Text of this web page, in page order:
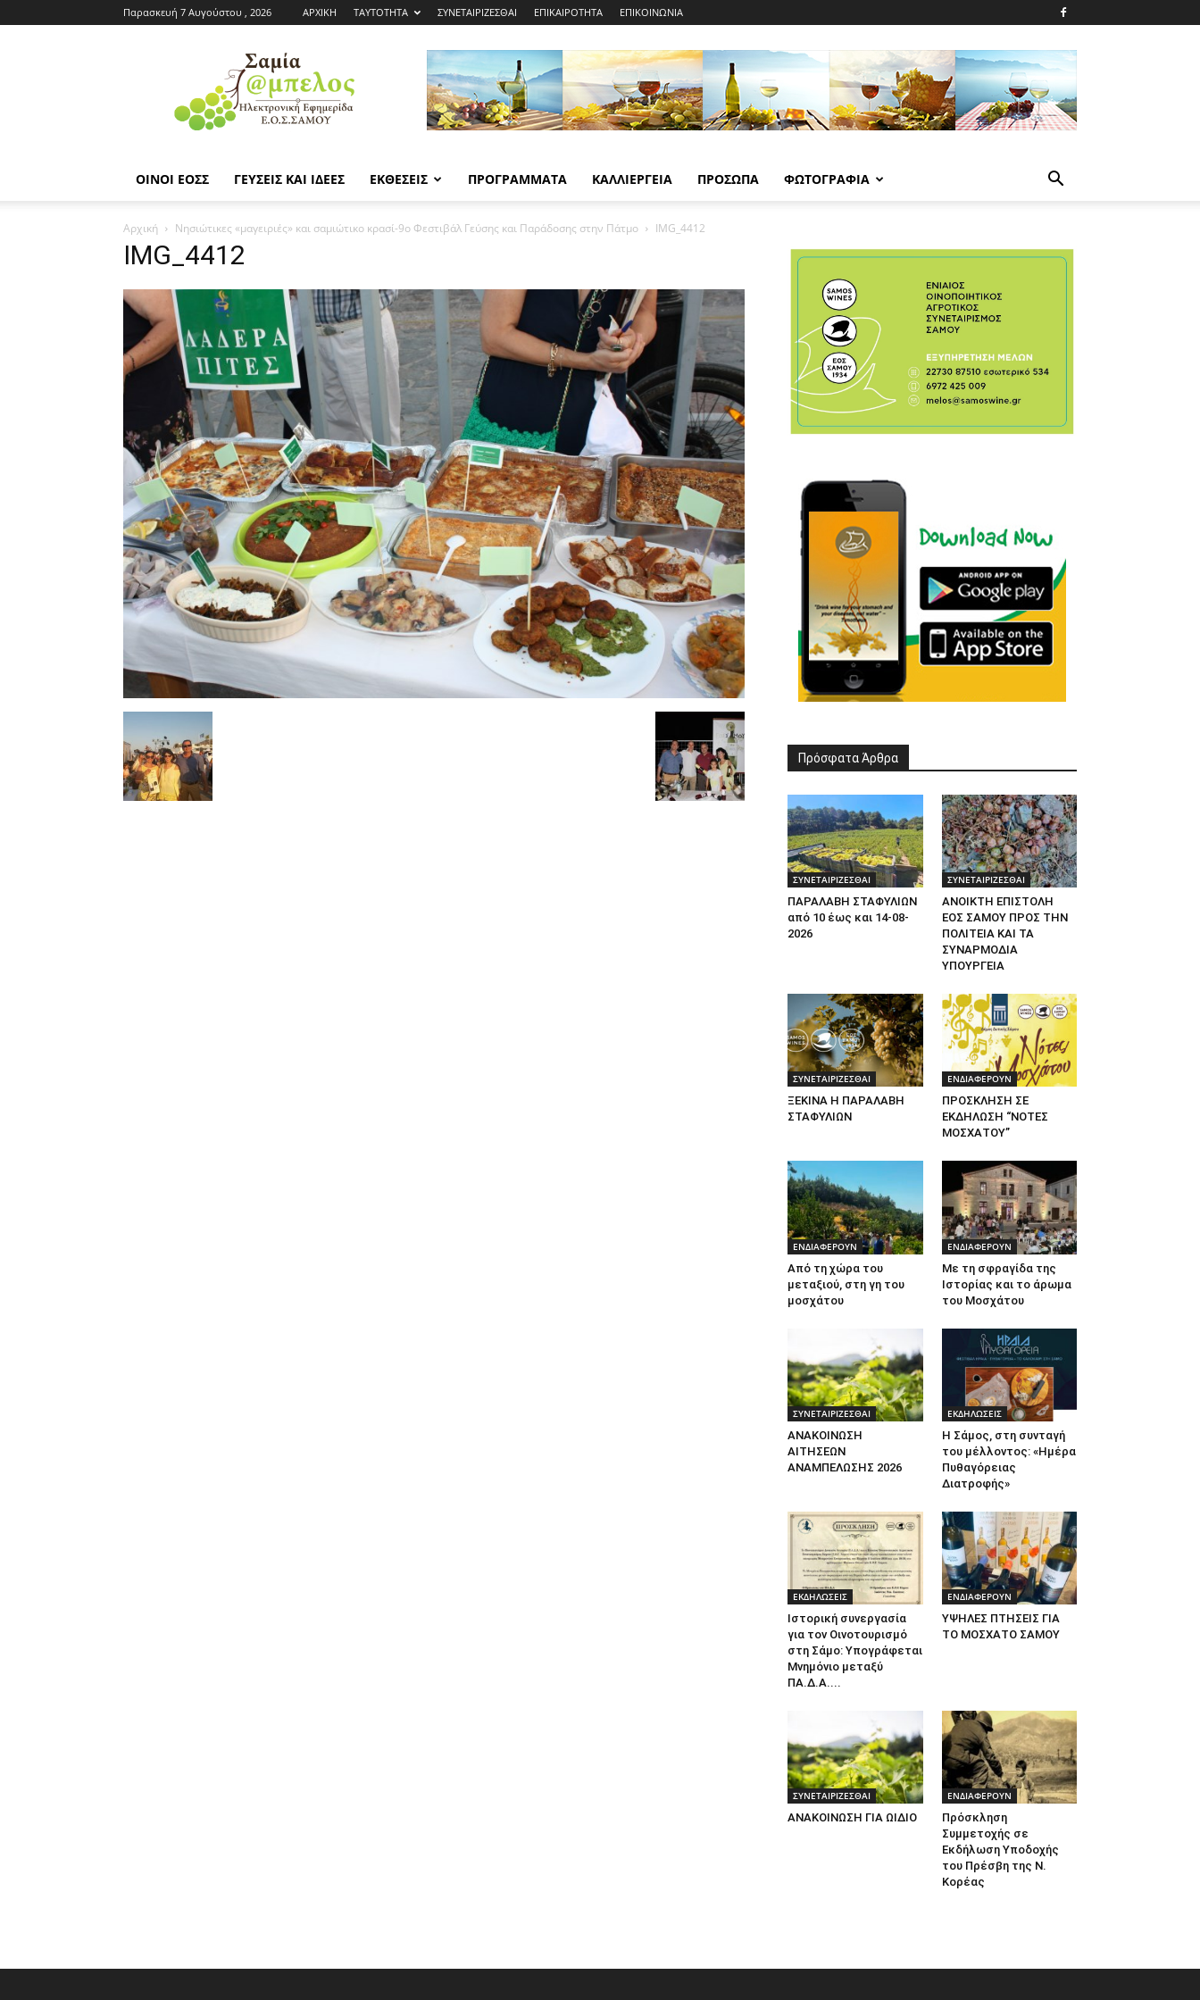
Παρασκευή 7 Αυγούστου , 2026 ΑΡΧΙΚΗ ΤΑΥΤΟΤΗΤΑ ΣΥΝΕΤΑΙΡΙΖΕΣΘΑΙ ΕΠΙΚΑΙΡΟΤΗΤΑ ΕΠΙΚΟΙΝΩΝΙΑ
Εφημερίδα
ΕΟΣΣ
|
Σαμία
ΟΙΝΟΙ ΕΟΣΣ ΓΕΥΣΕΙΣ ΚΑΙ ΙΔΕΕΣ ΕΚΘΕΣΕΙΣ ΠΡΟΓΡΑΜΜΑΤΑ ΚΑΛΛΙΕΡΓΕΙΑ ΠΡΟΣΩΠΑ ΦΩΤΟΓΡΑΦΙΑ
Αρχική Nησιώτικες «μαγειριές» και σαμιώτικο κρασί-9ο Φεστιβάλ Γεύσης και Παράδοσης στην Πάτμο IMG_4412
IMG_4412
Πρόσφατα Άρθρα
ΣΥΝΕΤΑΙΡΙΖΕΣΘΑΙ
ΠΑΡΑΛΑΒΗ ΣΤΑΦΥΛΙΩΝ
από 10 έως και 14-08-
2026
ΣΥΝΕΤΑΙΡΙΖΕΣΘΑΙ
ΑΝΟΙΚΤΗ ΕΠΙΣΤΟΛΗ
ΕΟΣ ΣΑΜΟΥ ΠΡΟΣ ΤΗΝ
ΠΟΛΙΤΕΙΑ ΚΑΙ ΤΑ
ΣΥΝΑΡΜΟΔΙΑ
ΥΠΟΥΡΓΕΙΑ
ΣΥΝΕΤΑΙΡΙΖΕΣΘΑΙ
ΞΕΚΙΝΑ Η ΠΑΡΑΛΑΒΗ
ΣΤΑΦΥΛΙΩΝ
ΕΝΔΙΑΦΕΡΟΥΝ
ΠΡΟΣΚΛΗΣΗ ΣΕ
ΕΚΔΗΛΩΣΗ “ΝΟΤΕΣ
ΜΟΣΧΑΤΟΥ”
ΕΝΔΙΑΦΕΡΟΥΝ
Από τη χώρα του
μεταξιού, στη γη του
μοσχάτου
ΕΝΔΙΑΦΕΡΟΥΝ
Με τη σφραγίδα της
Ιστορίας και το άρωμα
του Μοσχάτου
ΣΥΝΕΤΑΙΡΙΖΕΣΘΑΙ
ΑΝΑΚΟΙΝΩΣΗ
ΑΙΤΗΣΕΩΝ
ΑΝΑΜΠΕΛΩΣΗΣ 2026
ΕΚΔΗΛΩΣΕΙΣ
Η Σάμος, στη συνταγή
του μέλλοντος: «Ημέρα
Πυθαγόρειας
Διατροφής»
ΕΚΔΗΛΩΣΕΙΣ
Ιστορική συνεργασία
για τον Οινοτουρισμό
στη Σάμο: Υπογράφεται
Μνημόνιο μεταξύ
ΠΑ.Δ.Α....
ΕΝΔΙΑΦΕΡΟΥΝ
ΥΨΗΛΕΣ ΠΤΗΣΕΙΣ ΓΙΑ
ΤΟ ΜΟΣΧΑΤΟ ΣΑΜΟΥ
ΣΥΝΕΤΑΙΡΙΖΕΣΘΑΙ
ΑΝΑΚΟΙΝΩΣΗ ΓΙΑ ΩΙΔΙΟ
ΕΝΔΙΑΦΕΡΟΥΝ
Πρόσκληση
Συμμετοχής σε
Εκδήλωση Υποδοχής
του Πρέσβη της Ν.
Κορέας